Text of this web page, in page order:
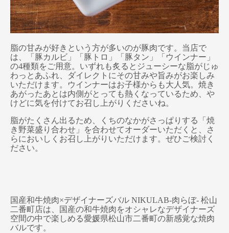
脂の甘みが好きという方が多いのが豚肉です。当店で
は、「豚カルビ」「豚トロ」「豚タン」「ウインナー」
の4種類をご用意。いずれも炙るとジューシーな脂がじゅ
わっとあふれ、ダイレクトにその甘みや旨みがお楽しみ
いただけます。ウインナーはお子様からも大人気。焼き
あがったあとは内側がとっても熱くなっているため、や
けどに気を付けてお召し上がりくださいね。
脂がたくさん出るため、くちのなかがさっぱりする「焼
き野菜盛り合わせ」を合わせてオーダーいただくと、さ
らにおいしくお召し上がりいただけます。ぜひご検討く
ださい。
国産和牛焼肉×デザイナーズバル NIKULAB-肉らぼ- 松山
二番町店は、国産の和牛焼肉をオシャレなデザイナーズ
空間の中で楽しめる愛媛県松山市二番町の新感覚な焼肉
バルです。